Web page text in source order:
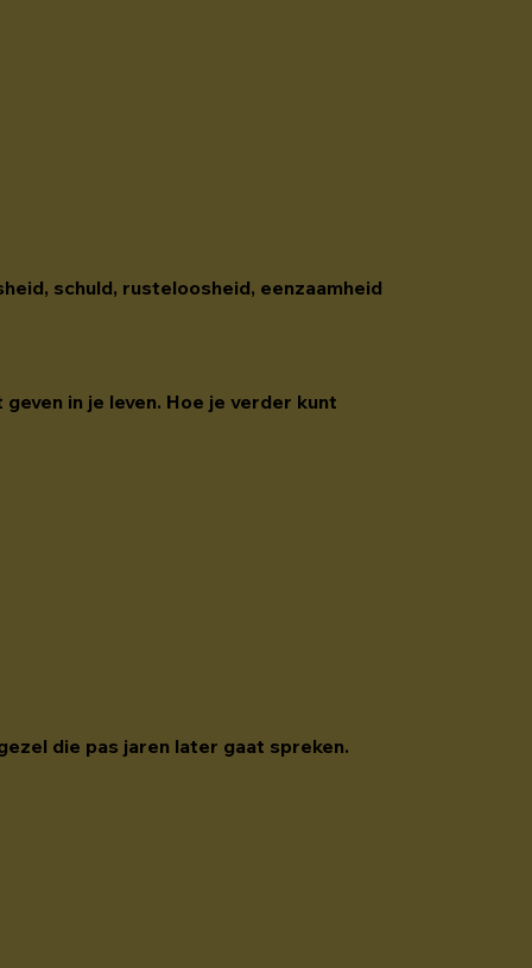
schuld, rusteloosheid, eenzaamheid
in je leven. Hoe je verder kunt
die pas jaren later gaat spreken.